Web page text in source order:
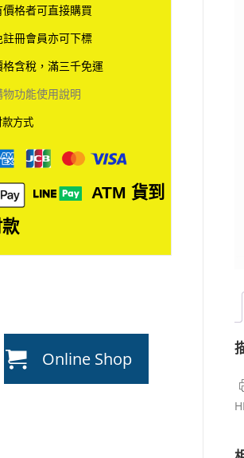
價格者可直接購買
註冊會員亦可下標
格含稅，滿三千免運
物功能使用說明
款方式
ATM 貨到
Online Shop